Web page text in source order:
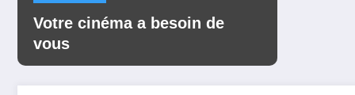
Votre cinéma a besoin de
vous